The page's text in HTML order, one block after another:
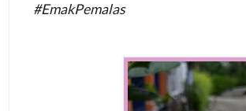
#EmakPemalas